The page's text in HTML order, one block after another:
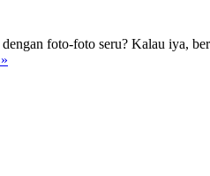
foto-foto seru? Kalau iya,